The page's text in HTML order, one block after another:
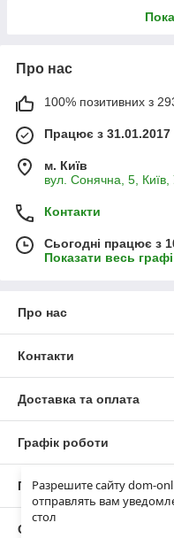
Разрешите сайту dom-
отправлять вам
стол
Про нас
100% позитивних з
Працює з 31.01.2017
м. Київ
вул. Сонячна, 5, Київ,
Контакти
Сьогодні працює з
Показати весь
Про нас
Контакти
Доставка та оплата
Графік роботи
Повна версія сайту
Сайт створено на